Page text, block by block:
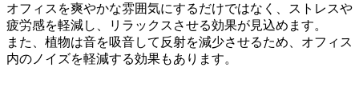
オフィスを爽やかな雰囲気にするだけではなく、ストレスや
疲労感を軽減し、リラックスさせる効果が見込めます。
また、植物は音を吸音して反射を減少させるため、オフィス
内のノイズを軽減する効果もあります。